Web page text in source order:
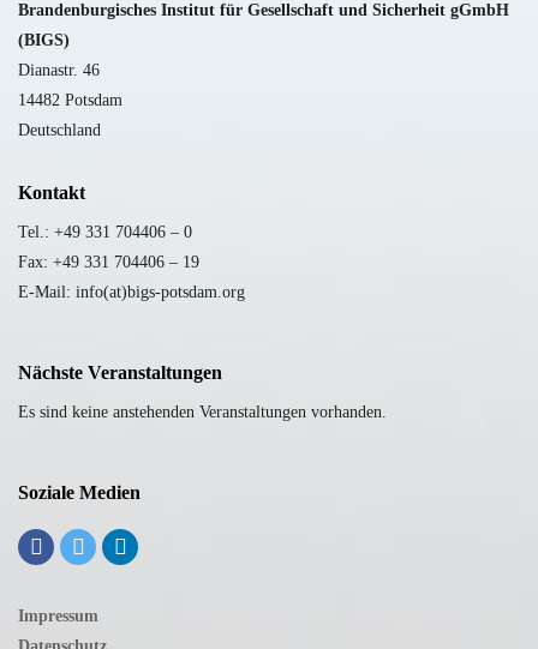
Brandenburgisches Institut für Gesellschaft und Sicherheit gGmbH
(BIGS)
Dianastr. 46
14482 Potsdam
Deutschland
Kontakt
Tel.: +49 331 704406 – 0
Fax: +49 331 704406 – 19
E-Mail: info(at)bigs-potsdam.org
Nächste Veranstaltungen
Es sind keine anstehenden Veranstaltungen vorhanden.
Soziale Medien
Impressum